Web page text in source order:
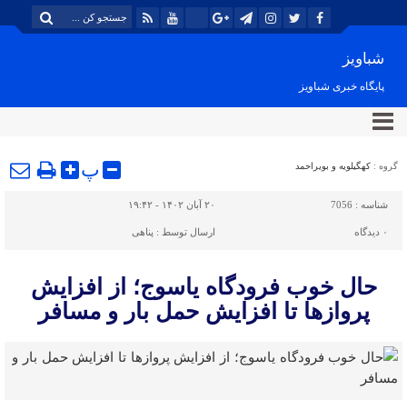
شباویز
پایگاه خبری شباویز
گروه : کهگیلویه و بویراحمد پ
شناسه : 7056 ۲۰ آبان ۱۴۰۲ - ۱۹:۴۲
۰ دیدگاه ارسال توسط : پناهی
حال خوب فرودگاه یاسوج؛ از افزایش
پروازها تا افزایش حمل بار و مسافر